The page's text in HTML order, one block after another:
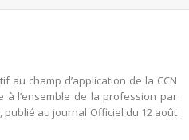
au champ d’application de la CCN
l’ensemble de la profession par
publié au journal Officiel du 12 août